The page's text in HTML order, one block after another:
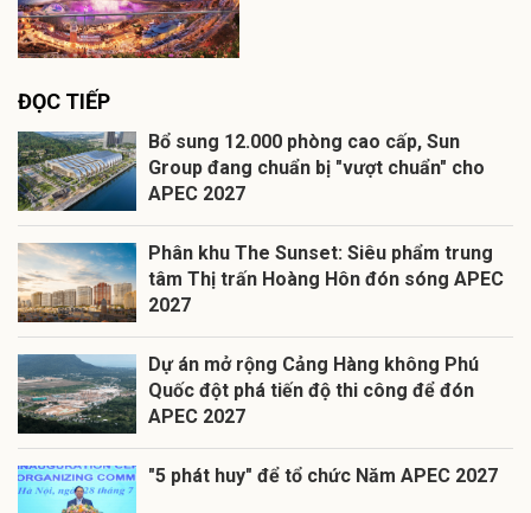
ĐỌC TIẾP
Bổ sung 12.000 phòng cao cấp, Sun
Group đang chuẩn bị "vượt chuẩn" cho
APEC 2027
Phân khu The Sunset: Siêu phẩm trung
tâm Thị trấn Hoàng Hôn đón sóng APEC
2027
Dự án mở rộng Cảng Hàng không Phú
Quốc đột phá tiến độ thi công để đón
APEC 2027
"5 phát huy" để tổ chức Năm APEC 2027